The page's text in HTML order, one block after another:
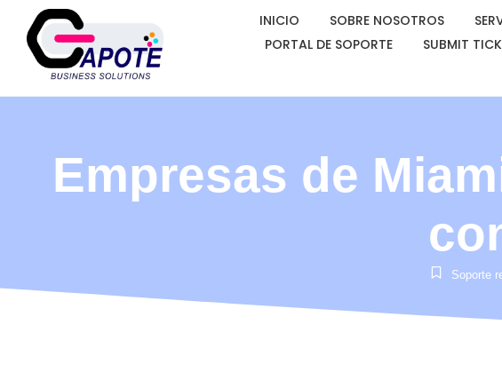
INICIO SOBRE NOSOTROS
PORTAL DE SOPORTE
SUBMIT
Empresas de
Soporte